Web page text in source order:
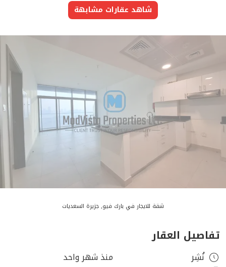
شاهد عقارات مشابهة
شقة للايجار في بارك فيو, جزيرة السعديات
تفاصيل العقار
نُشِر
منذ شهر واحد